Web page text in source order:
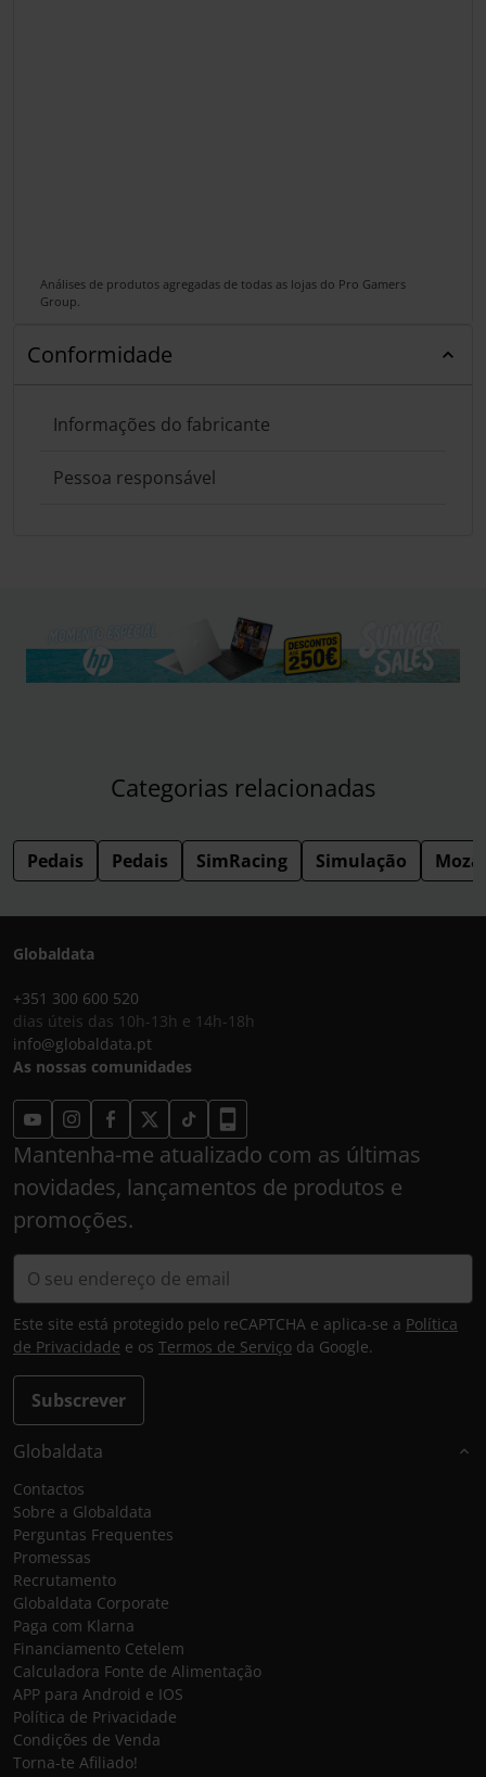
Análises de produtos agregadas de todas as lojas do Pro Gamers
Group.
Conformidade
Informações do fabricante
Pessoa responsável
Categorias relacionadas
Pedais Pedais SimRacing Simulação
Globaldata
+351 300 600 520
dias úteis das 10h-13h e 14h-18h
info@globaldata.pt
As nossas comunidades
Mantenha-me atualizado com as últimas
novidades, lançamentos de produtos e
promoções.
Subscrever
Este site está protegido pelo reCAPTCHA e aplica-se a Política
de Privacidade e os Termos de Serviço da Google.
Globaldata
Contactos
Sobre a Globaldata
Perguntas Frequentes
Promessas
Recrutamento
Globaldata Corporate
Paga com Klarna
Financiamento Cetelem
Calculadora Fonte de Alimentação
APP para Android e IOS
Política de Privacidade
Condições de Venda
Torna-te Afiliado!